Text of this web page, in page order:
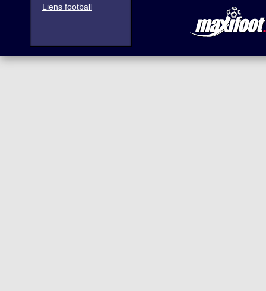
Liens football